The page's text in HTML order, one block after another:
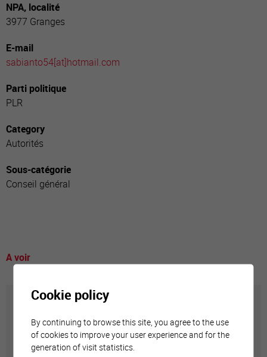
NPA, localité
3977 Granges
E-mail
sabianto54[at]hotmail.com
Parti politique
PLR
Category
Autorités
Sous-catégorie
Conseil général
A voir
Adresses utiles en ville de Sierre
Cookie policy
By continuing to browse this site, you agree to the use
of cookies to improve your user experience and for the
generation of visit statistics.